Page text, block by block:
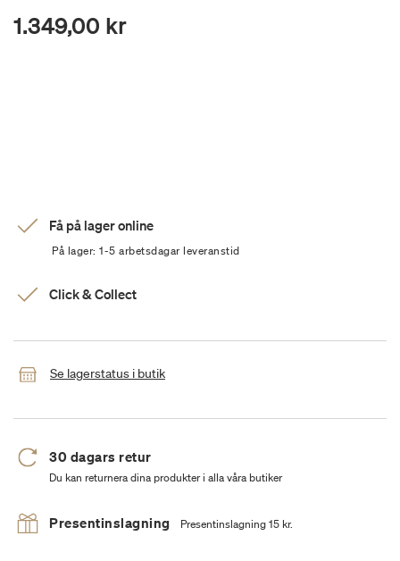
1.349,00 kr
Få på lager online
På lager: 1-5 arbetsdagar leveranstid
Click & Collect
Se lagerstatus i butik
30 dagars retur
Du kan returnera dina produkter i alla våra butiker
Presentinslagning Presentinslagning 15 kr.